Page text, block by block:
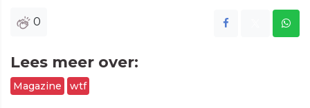
0
Lees meer over:
Magazine wtf